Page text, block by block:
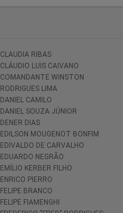
CLAUDIA RIBAS
CLÁUDIO LUIS CAIVANO
COMANDANTE WINSTON
RODRIGUES LIMA
DANIEL CAMILO
DANIEL SOUZA JÚNIOR
DENER DIAS
EDILSON MOUGENOT BONFIM
EDIVALDO DE CARVALHO
EDUARDO NEGRÃO
EMÍLIO KERBER FILHO
ENRICO PIERRO
FELIPE BRANCO
FELIPE FIAMENGHI